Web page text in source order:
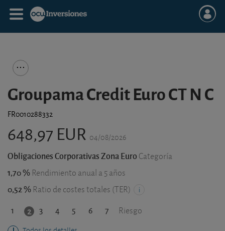
Groupama Credit Euro CT N C
FR0010288332
648,97 EUR 04/08/2026
Obligaciones Corporativas Zona Euro Categoría
1,70 % Rendimiento anual a 5 años
0,52 % Ratio de costes totales (TER)
1 2 3 4 5 6 7 Riesgo